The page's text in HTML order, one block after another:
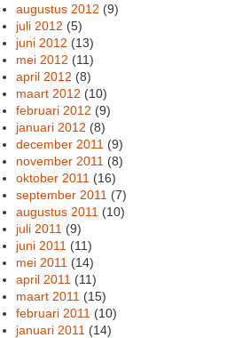
augustus 2012 (9)
juli 2012 (5)
juni 2012 (13)
mei 2012 (11)
april 2012 (8)
maart 2012 (10)
februari 2012 (9)
januari 2012 (8)
december 2011 (9)
november 2011 (8)
oktober 2011 (16)
september 2011 (7)
augustus 2011 (10)
juli 2011 (9)
juni 2011 (11)
mei 2011 (14)
april 2011 (11)
maart 2011 (15)
februari 2011 (10)
januari 2011 (14)